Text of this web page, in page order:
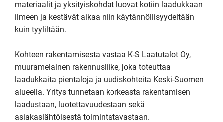
materiaalit ja yksityiskohdat luovat kotiin laadukkaan
ilmeen ja kestävät aikaa niin käytännöllisyydeltään
kuin tyyliltään.
Kohteen rakentamisesta vastaa K-S Laatutalot Oy,
muuramelainen rakennusliike, joka toteuttaa
laadukkaita pientaloja ja uudiskohteita Keski-Suomen
alueella. Yritys tunnetaan korkeasta rakentamisen
laadustaan, luotettavuudestaan sekä
asiakaslähtöisestä toimintatavastaan.